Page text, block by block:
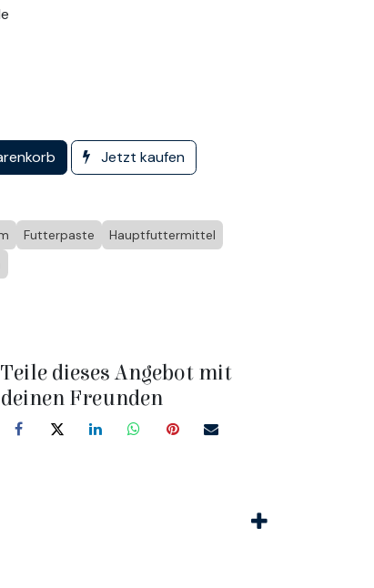
Jetzt kaufen
Futterpaste
Hauptfuttermittel
Teile dieses Angebot mit
deinen Freunden